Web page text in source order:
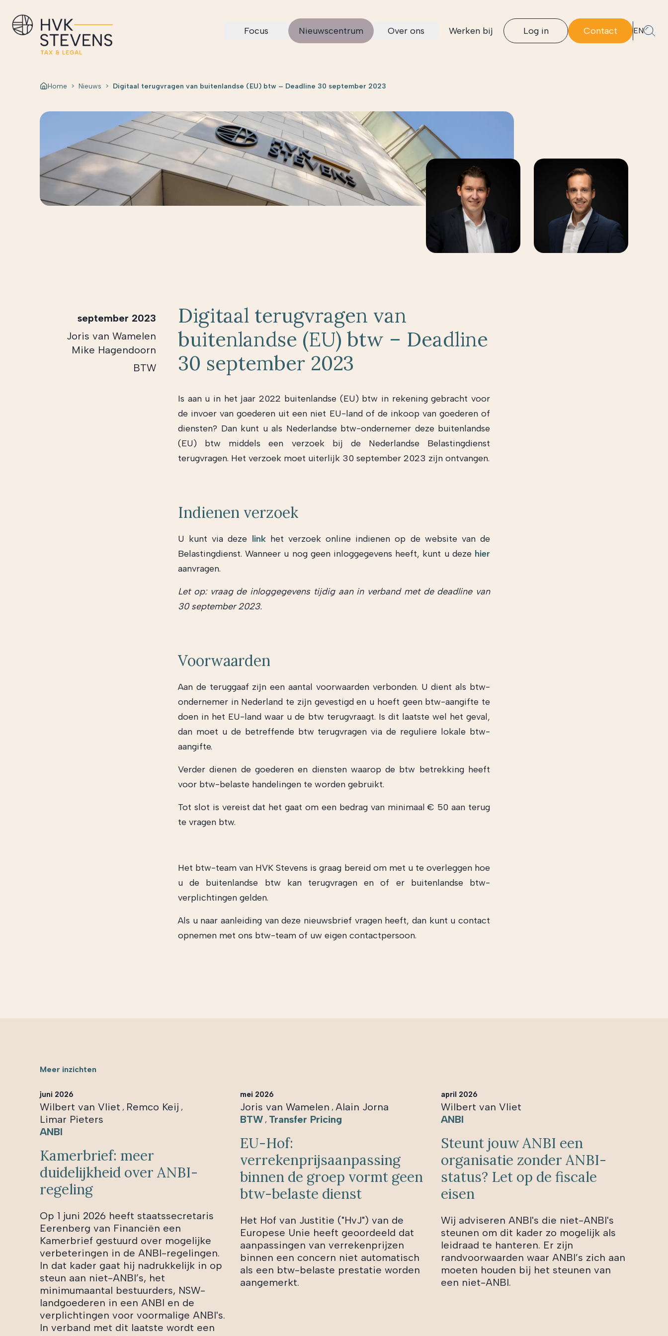
Focus Nieuwscentrum Over ons Werken bij Log in Contact EN
Home > Nieuws > Digitaal terugvragen van buitenlandse (EU) btw – Deadline 30 september 2023
Digitaal terugvragen van
buitenlandse (EU) btw – Deadline
30 september 2023
Is aan u in het jaar 2022 buitenlandse (EU) btw in rekening gebracht voor
de invoer van goederen uit een niet EU-land of de inkoop van goederen of
diensten? Dan kunt u als Nederlandse btw-ondernemer deze buitenlandse
(EU) btw middels een verzoek bij de Nederlandse Belastingdienst
terugvragen. Het verzoek moet uiterlijk 30 september 2023 zijn ontvangen.
Indienen verzoek
U kunt via deze linkhet verzoek online indienen op de website van de
Belastingdienst. Wanneer u nog geen inloggegevens heeft, kunt u deze hier
aanvragen.
Let op: vraag de inloggegevens tijdig aan in verband met de deadline van
30 september 2023.
Voorwaarden
Aan de teruggaaf zijn een aantal voorwaarden verbonden. U dient als btw-
ondernemer in Nederland te zijn gevestigd en u hoeft geen btw-aangifte te
doen in het EU-land waar u de btw terugvraagt. Is dit laatste wel het geval,
dan moet u de betreffende btw terugvragen via de reguliere lokale btw-
aangifte.
Verder dienen de goederen en diensten waarop de btw betrekking heeft
voor btw-belaste handelingen te worden gebruikt.
Tot slot is vereist dat het gaat om een bedrag van minimaal € 50 aan terug
te vragen btw.
Het btw-team van HVK Stevens is graag bereid om met u te overleggen hoe
u de buitenlandse btw kan terugvragen en of er buitenlandse btw-
verplichtingen gelden.
Als u naar aanleiding van deze nieuwsbrief vragen heeft, dan kunt u contact
opnemen met ons btw-team of uw eigen contactpersoon.
september 2023
Joris van Wamelen
Mike Hagendoorn
BTW
Meer inzichten
juni 2026
Wilbert van Vliet , Remco Keij ,
Limar Pieters
ANBI
Kamerbrief: meer
duidelijkheid over ANBI-
regeling
Op 1 juni 2026 heeft staatssecretaris
Eerenberg van Financiën een
Kamerbrief gestuurd over mogelijke
verbeteringen in de ANBI-regelingen.
In dat kader gaat hij nadrukkelijk in op
steun aan niet-ANBI’s, het
minimumaantal bestuurders, NSW-
landgoederen in een ANBI en de
verplichtingen voor voormalige ANBI's.
In verband met dit laatste wordt een
mei 2026
Joris van Wamelen , Alain Jorna
BTW , Transfer Pricing
EU-Hof:
verrekenprijsaanpassing
binnen de groep vormt geen
btw-belaste dienst
Het Hof van Justitie ("HvJ") van de
Europese Unie heeft geoordeeld dat
aanpassingen van verrekenprijzen
binnen een concern niet automatisch
als een btw-belaste prestatie worden
aangemerkt.
april 2026
Wilbert van Vliet
ANBI
Steunt jouw ANBI een
organisatie zonder ANBI-
status? Let op de fiscale
eisen
Wij adviseren ANBI's die niet-ANBI's
steunen om dit kader zo mogelijk als
leidraad te hanteren. Er zijn
randvoorwaarden waar ANBI’s zich aan
moeten houden bij het steunen van
een niet-ANBI.